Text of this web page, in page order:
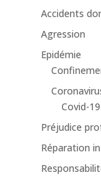
Accidents
Agression
Epidémie
Covid-19
Préjudice
Réparation